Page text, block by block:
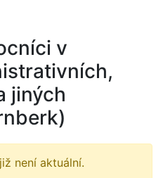
v
jiných
není aktuální.